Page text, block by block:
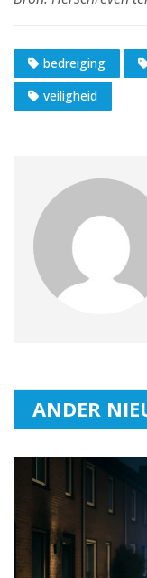
bedreiging
veiligheid
ANDER